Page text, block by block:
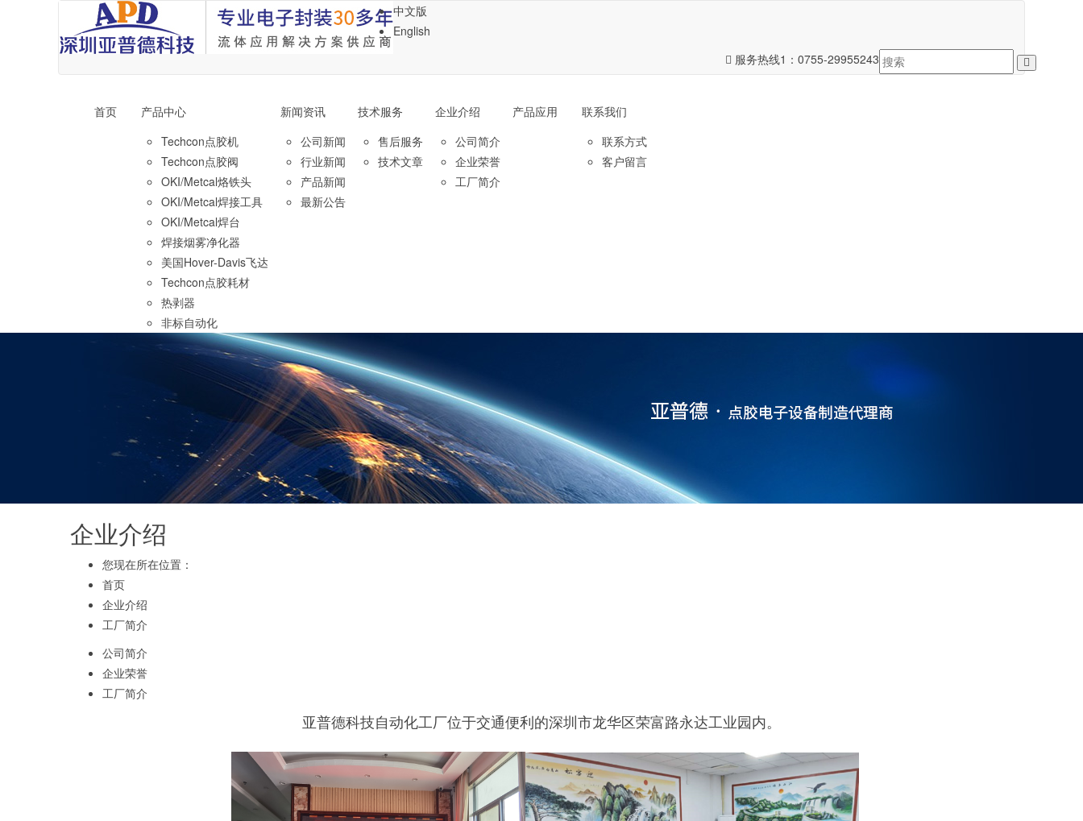
中文版
English
服务热线1： 0755-29955243
首页
产品中心
Techcon点胶机
Techcon点胶阀
OKI/Metcal烙铁头
OKI/Metcal焊接工具
OKI/Metcal焊台
焊接烟雾净化器
美国Hover-Davis飞达
Techcon点胶耗材
热剥器
非标自动化
新闻资讯
公司新闻
行业新闻
产品新闻
最新公告
技术服务
售后服务
技术文章
企业介绍
公司简介
企业荣誉
工厂简介
产品应用
联系我们
联系方式
客户留言
企业介绍
您现在所在位置：
首页
企业介绍
工厂简介
公司简介
企业荣誉
工厂简介
亚普德科技自动化工厂位于交通便利的深圳市龙华区荣富路永达工业园内。